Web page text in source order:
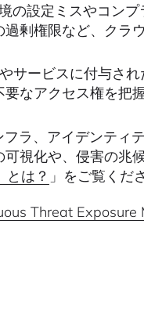
の設定ミスやコン
剰権限など、クラ
やサービスに付与さ
なアクセス権を把
ラ、アイデンティ
視化や、侵害の兆
は？ 」をご覧くだ
Threat Exposure